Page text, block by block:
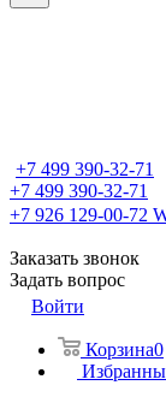
+7 499 390-32-71
+7 499 390-32-71
+7 926 129-00-72
Заказать звонок
Задать вопрос
Войти
Корзина0